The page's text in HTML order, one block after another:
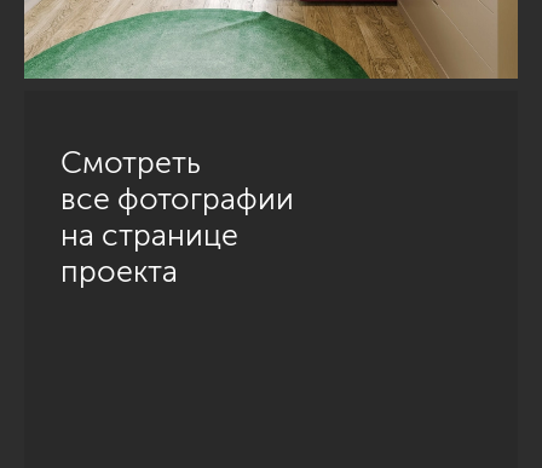
Смотреть
все фотографии
на странице
проекта